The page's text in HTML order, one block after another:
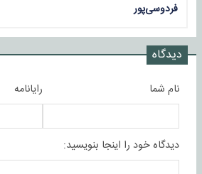
فردوسی‌پور
دیدگاه
نام شما رایانامه
دیدگاه خود را اینجا بنویسید: